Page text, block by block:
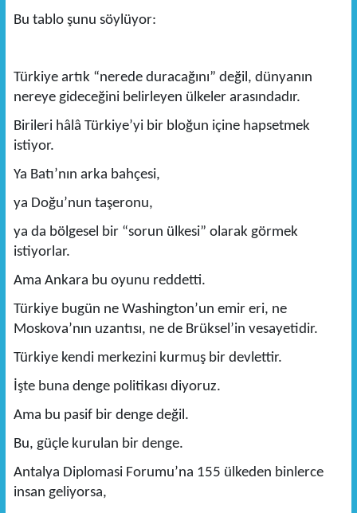
Bu tablo şunu söylüyor:
Türkiye artık “nerede duracağını” değil, dünyanın
nereye gideceğini belirleyen ülkeler arasındadır.
Birileri hâlâ Türkiye’yi bir bloğun içine hapsetmek
istiyor.
Ya Batı’nın arka bahçesi,
ya Doğu’nun taşeronu,
ya da bölgesel bir “sorun ülkesi” olarak görmek
istiyorlar.
Ama Ankara bu oyunu reddetti.
Türkiye bugün ne Washington’un emir eri, ne
Moskova’nın uzantısı, ne de Brüksel’in vesayetidir.
Türkiye kendi merkezini kurmuş bir devlettir.
İşte buna denge politikası diyoruz.
Ama bu pasif bir denge değil.
Bu, güçle kurulan bir denge.
Antalya Diplomasi Forumu’na 155 ülkeden binlerce
insan geliyorsa,